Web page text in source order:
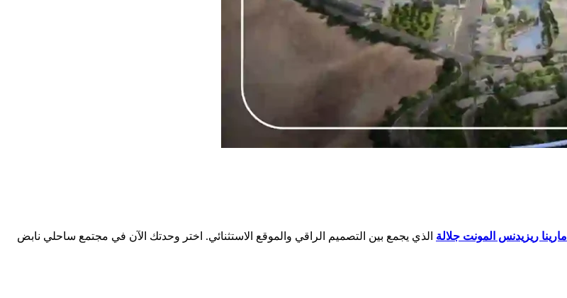
مارينا ريزيدنس المونت جلالة الذي يجمع بين التصميم الراقي والموقع الاستثنائي. اختر وحدتك الآن في مجتمع ساحلي نابض